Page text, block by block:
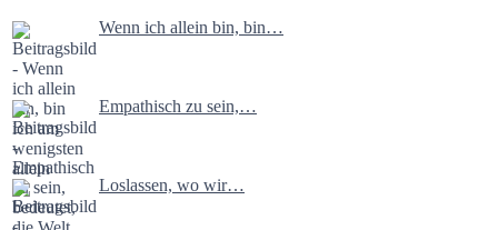
Wenn ich allein bin, bin…
Empathisch zu sein,…
Loslassen, wo wir…